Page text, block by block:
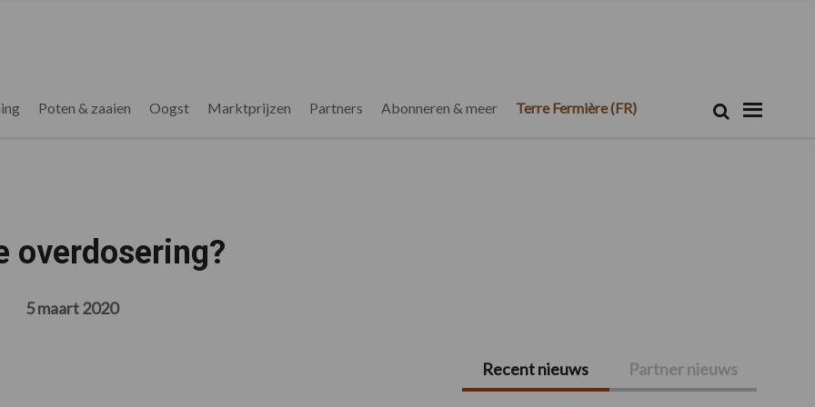
Poten & zaaien Oogst Marktprijzen Partners Abonneren & meer Terre Fermière (FR) Zoek
overdosering?
5 maart 2020
Primaire
Recent nieuws Partner nieuws